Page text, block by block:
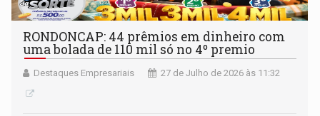
RONDONCAP: 44 prêmios em dinheiro com
uma bolada de 110 mil só no 4º premio
Destaques Empresariais 27 de Julho de 2026 às 11:32